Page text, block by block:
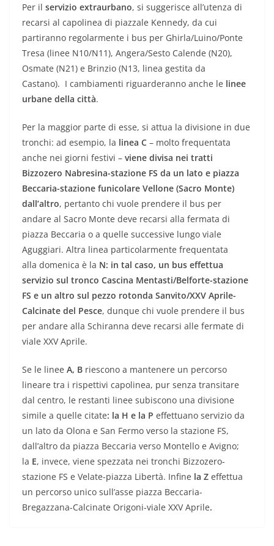
Per il servizio extraurbano, si suggerisce all’utenza di
recarsi al capolinea di piazzale Kennedy, da cui
partiranno regolarmente i bus per Ghirla/Luino/Ponte
Tresa (linee N10/N11), Angera/Sesto Calende (N20),
Osmate (N21) e Brinzio (N13, linea gestita da
Castano). I cambiamenti riguarderanno anche le linee
urbane della città.
Per la maggior parte di esse, si attua la divisione in due
tronchi: ad esempio, la linea C – molto frequentata
anche nei giorni festivi – viene divisa nei tratti
Bizzozero Nabresina-stazione FS da un lato e piazza
Beccaria-stazione funicolare Vellone (Sacro Monte)
dall’altro, pertanto chi vuole prendere il bus per
andare al Sacro Monte deve recarsi alla fermata di
piazza Beccaria o a quelle successive lungo viale
Aguggiari. Altra linea particolarmente frequentata
alla domenica è la N: in tal caso, un bus effettua
servizio sul tronco Cascina Mentasti/Belforte-stazione
FS e un altro sul pezzo rotonda Sanvito/XXV Aprile-
Calcinate del Pesce, dunque chi vuole prendere il bus
per andare alla Schiranna deve recarsi alle fermate di
viale XXV Aprile.
Se le linee A, B riescono a mantenere un percorso
lineare tra i rispettivi capolinea, pur senza transitare
dal centro, le restanti linee subiscono una divisione
simile a quelle citate: la H e la P effettuano servizio da
un lato da Olona e San Fermo verso la stazione FS,
dall’altro da piazza Beccaria verso Montello e Avigno;
la E, invece, viene spezzata nei tronchi Bizzozero-
stazione FS e Velate-piazza Libertà. Infine la Z effettua
un percorso unico sull’asse piazza Beccaria-
Bregazzana-Calcinate Origoni-viale XXV Aprile.